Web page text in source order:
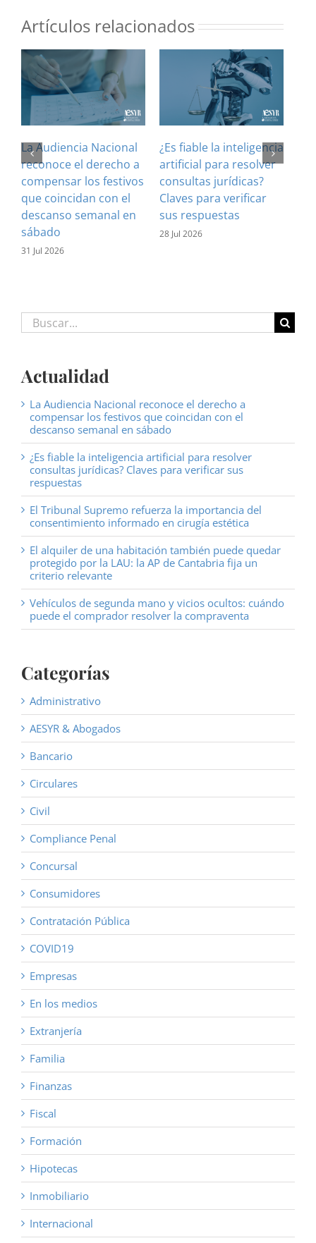
Artículos relacionados
La Audiencia Nacional
reconoce el derecho a
compensar los festivos
que coincidan con el
descanso semanal en
sábado
31 Jul 2026
¿Es fiable la inteligencia
artificial para resolver
consultas jurídicas?
Claves para verificar
sus respuestas
28 Jul 2026
Buscar:
Actualidad
La Audiencia Nacional reconoce el derecho a
compensar los festivos que coincidan con el
descanso semanal en sábado
¿Es fiable la inteligencia artificial para resolver
consultas jurídicas? Claves para verificar sus
respuestas
El Tribunal Supremo refuerza la importancia del
consentimiento informado en cirugía estética
El alquiler de una habitación también puede quedar
protegido por la LAU: la AP de Cantabria fija un
criterio relevante
Vehículos de segunda mano y vicios ocultos: cuándo
puede el comprador resolver la compraventa
Categorías
Administrativo
AESYR & Abogados
Bancario
Circulares
Civil
Compliance Penal
Concursal
Consumidores
Contratación Pública
COVID19
Empresas
En los medios
Extranjería
Familia
Finanzas
Fiscal
Formación
Hipotecas
Inmobiliario
Internacional